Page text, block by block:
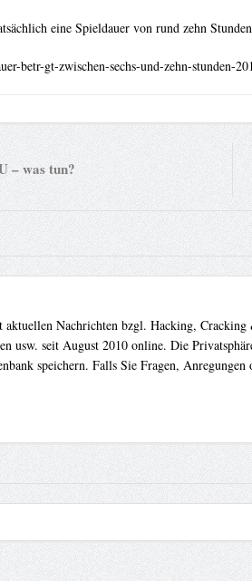
eine Spieldauer von rund zehn
betr-gt-zwischen-sechs-und-zehn-stunden-
– was tun?
Nachrichten bzgl. Hacking,
usw. seit August 2010 online. Die
speichern. Falls Sie Fragen,